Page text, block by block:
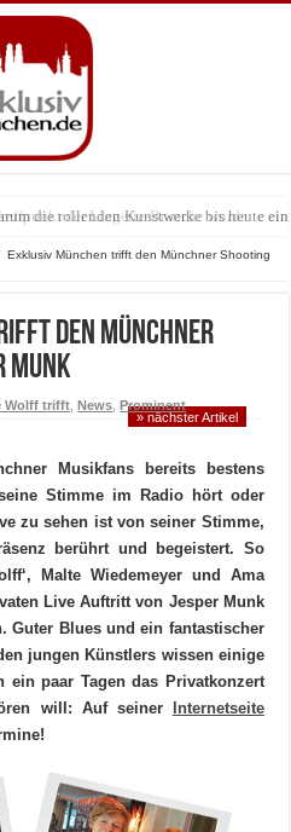
die rollenden Kunstwerke bis heute
Exklusiv München trifft den Münchner Shooting
den Münchner
Munk
Wolff trifft ,News ,Prominent
» nächster Artikel
Musikfans bereits bestens
Stimme im Radio hört oder
zu sehen ist von seiner Stimme,
berührt und begeistert. So
Malte Wiedemeyer und Ama
Live Auftritt von Jesper Munk
Guter Blues und ein fantastischer
jungen Künstlers wissen einige
paar Tagen das Privatkonzert
will: Auf seiner
Internetseite